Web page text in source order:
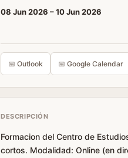
08 Jun 2026 –10 Jun 2026
📅 Outlook 📅 Google Calendar
DESCRIPCIÓN
Formacion del Centro de
cortos. Modalidad: Online (en